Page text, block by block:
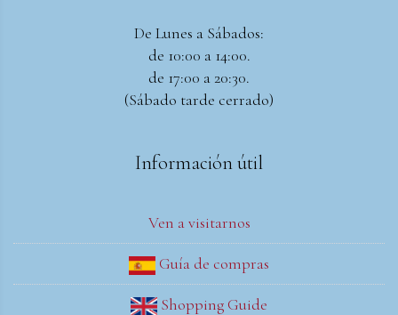
De Lunes a Sábados:
de 10:00 a 14:00.
de 17:00 a 20:30.
(Sábado tarde cerrado)
Información útil
Ven a visitarnos
Guía de compras
Shopping Guide